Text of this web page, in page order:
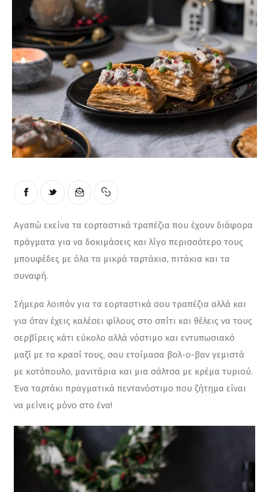
Αγαπώ εκείνα τα εορταστικά τραπέζια που έχουν διάφορα
πράγματα για να δοκιμάσεις και λίγο περισσότερο τους
μπουφέδες με όλα τα μικρά ταρτάκια, πιτάκια και τα
συναφή.
Σήμερα λοιπόν για τα εορταστικά σου τραπέζια αλλά και
για όταν έχεις καλέσει φίλους στο σπίτι και θέλεις να τους
σερβίρεις κάτι εύκολο αλλά νόστιμο και εντυπωσιακό
μαζί με το κρασί τους, σου ετοίμασα βολ-ο-βαν γεμιστά
με κοτόπουλο, μανιτάρια και μια σάλτσα με κρέμα τυριού.
Ένα ταρτάκι πραγματικά πεντανόστιμο που ζήτημα είναι
να μείνεις μόνο στο ένα!